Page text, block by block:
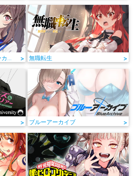
アイドルマスターシャイニーカラーズ > 無職転生 >
> ブルーアーカイブ >